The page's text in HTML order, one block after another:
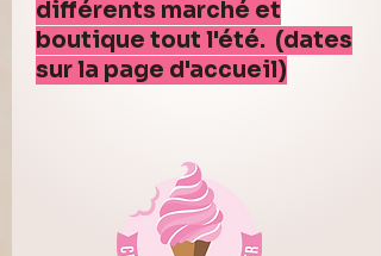
différents marché et
boutique tout l'été. (dates
sur la page d'accueil)